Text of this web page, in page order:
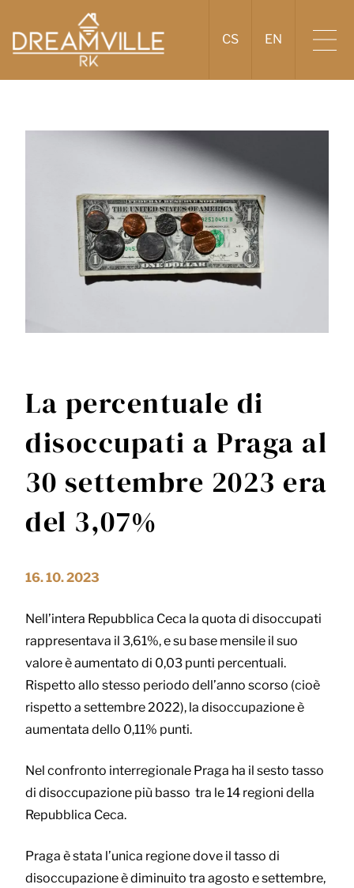
CS EN
La percentuale di
disoccupati a Praga al
30 settembre 2023 era
del 3,07%
16. 10. 2023
Nell’intera Repubblica Ceca la quota di disoccupati
rappresentava il 3,61%, e su base mensile il suo
valore è aumentato di 0,03 punti percentuali.
Rispetto allo stesso periodo dell’anno scorso (cioè
rispetto a settembre 2022), la disoccupazione è
aumentata dello 0,11% punti.
Nel confronto interregionale Praga ha il sesto tasso
di disoccupazione più basso tra le 14 regioni della
Repubblica Ceca.
Praga è stata l’unica regione dove il tasso di
disoccupazione è diminuito tra agosto e settembre,